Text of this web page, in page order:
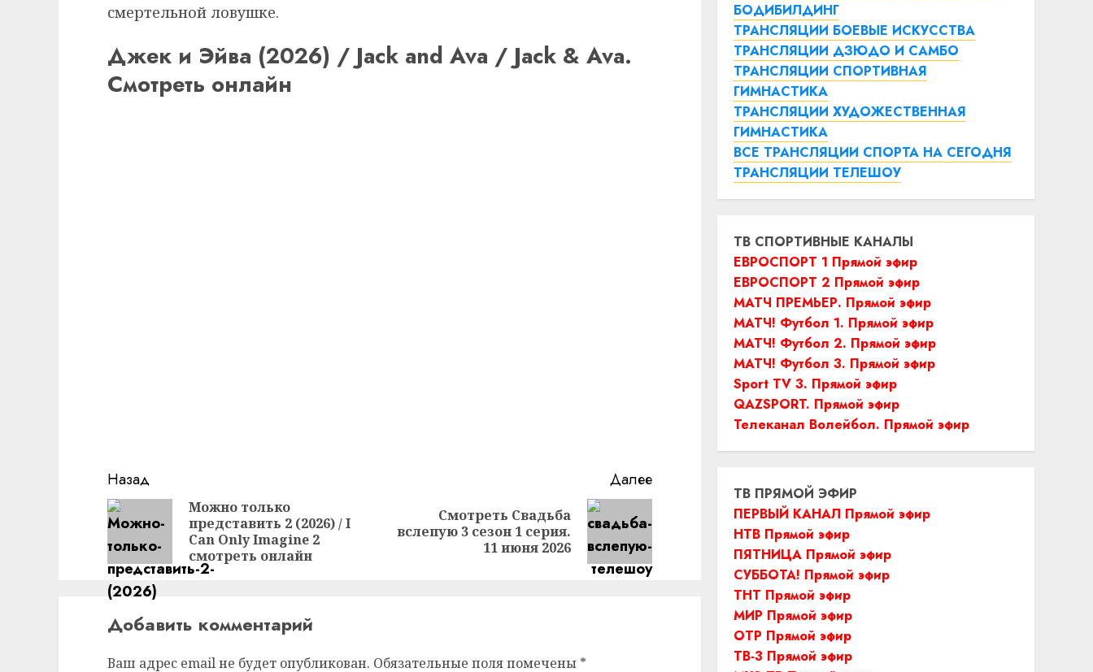
смертельной ловушке.
Джек и Эйва (2026) / Jack and Ava / Jack & Ava.
Смотреть онлайн
Продолжить
чтение
Назад
Предыдущая
Можно только
представить 2 (2026) / I
Can Only Imagine 2
смотреть онлайн
Далее
Следующая
Смотреть Свадьба
вслепую 3 сезон 1 серия.
11 июня 2026
Добавить комментарий
Ваш адрес email не будет опубликован. Обязательные поля помечены *
БОДИБИЛДИНГ
ТРАНСЛЯЦИИ БОЕВЫЕ ИСКУССТВА
ТРАНСЛЯЦИИ ДЗЮДО И САМБО
ТРАНСЛЯЦИИ СПОРТИВНАЯ
ГИМНАСТИКА
ТРАНСЛЯЦИИ ХУДОЖЕСТВЕННАЯ
ГИМНАСТИКА
ВСЕ ТРАНСЛЯЦИИ СПОРТА НА СЕГОДНЯ
ТРАНСЛЯЦИИ ТЕЛЕШОУ
ТВ СПОРТИВНЫЕ КАНАЛЫ
ЕВРОСПОРТ 1 Прямой эфир
ЕВРОСПОРТ 2 Прямой эфир
МАТЧ ПРЕМЬЕР. Прямой эфир
МАТЧ! Футбол 1. Прямой эфир
МАТЧ! Футбол 2. Прямой эфир
МАТЧ! Футбол 3. Прямой эфир
Sport TV 3. Прямой эфир
QAZSPORT. Прямой эфир
Телеканал Волейбол. Прямой эфир
ТВ ПРЯМОЙ ЭФИР
ПЕРВЫЙ КАНАЛ Прямой эфир
НТВ Прямой эфир
ПЯТНИЦА Прямой эфир
СУББОТА! Прямой эфир
ТНТ Прямой эфир
МИР Прямой эфир
ОТР Прямой эфир
ТВ-3 Прямой эфир